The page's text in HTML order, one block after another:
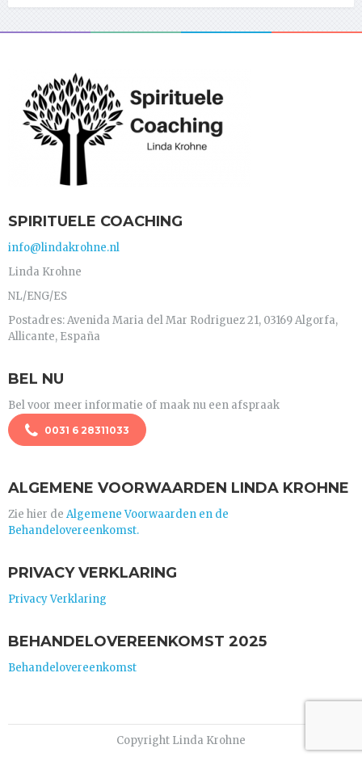
SPIRITUELE COACHING
info@lindakrohne.nl
Linda Krohne
NL/ENG/ES
Postadres: Avenida Maria del Mar Rodriguez 21, 03169 Algorfa,
Allicante, España
BEL NU
Bel voor meer informatie of maak nu een afspraak
0031 6 28311033
ALGEMENE VOORWAARDEN LINDA KROHNE
Zie hier de Algemene Voorwaarden en de
Behandelovereenkomst.
PRIVACY VERKLARING
Privacy Verklaring
BEHANDELOVEREENKOMST 2025
Behandelovereenkomst
Copyright Linda Krohne